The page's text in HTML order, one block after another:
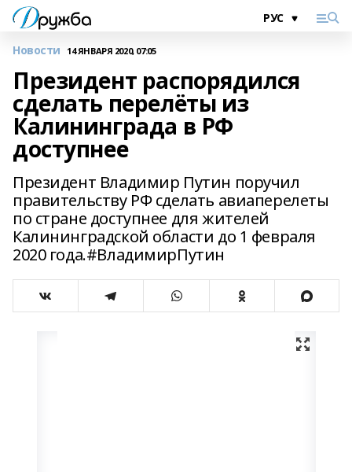
Новости 14 ЯНВАРЯ 2020, 07:05
Президент распорядился
сделать перелёты из
Калининграда в РФ
доступнее
Президент Владимир Путин поручил
правительству РФ сделать авиаперелеты
по стране доступнее для жителей
Калининградской области до 1 февраля
2020 года.#ВладимирПутин